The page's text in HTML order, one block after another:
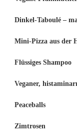
Dinkel-Taboulé –
Mini-Pizza aus der
Flüssiges Shampoo
Veganer,
Peaceballs
Zimtrosen